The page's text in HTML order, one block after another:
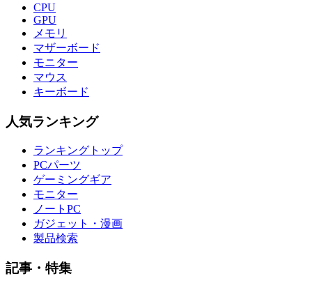
CPU
GPU
メモリ
マザーボード
モニター
マウス
キーボード
人気ランキング
ランキングトップ
PCパーツ
ゲーミングギア
モニター
ノートPC
ガジェット・漫画
製品検索
記事・特集